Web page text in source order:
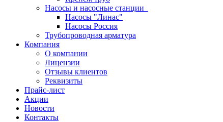
Насосы и насосные станции
Насосы "Линас"
Насосы Россия
Трубопроводная арматура
Компания
О компании
Лицензии
Отзывы клиентов
Реквизиты
Прайс-лист
Акции
Новости
Контакты